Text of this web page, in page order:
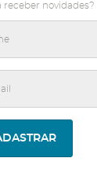
receber novidades?